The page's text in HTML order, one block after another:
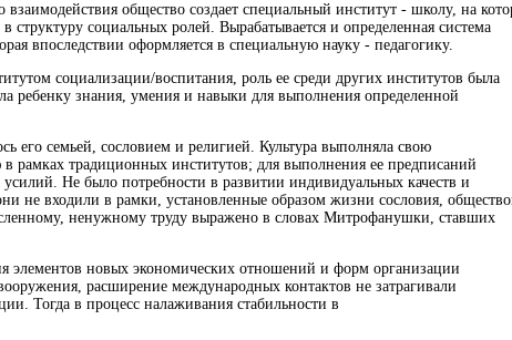
общество создает специальный институт - школу, на
в структуру социальных ролей. Вырабатывается и определенная система
впоследствии оформляется в специальную науку - педагогику.
социализации/воспитания, роль ее среди других институтов была
ребенку знания, умения и навыки для выполнения определенной
его семьей, сословием и религией. Культура выполняла свою
традиционных институтов; для выполнения ее предписаний
Не было потребности в развитии индивидуальных качеств и
не входили в рамки, установленные образом жизни сословия,
ненужному труду выражено в словах Митрофанушки, ставших
новых экономических отношений и форм организации
расширение международных контактов не затрагивали
Тогда в процесс налаживания стабильности в